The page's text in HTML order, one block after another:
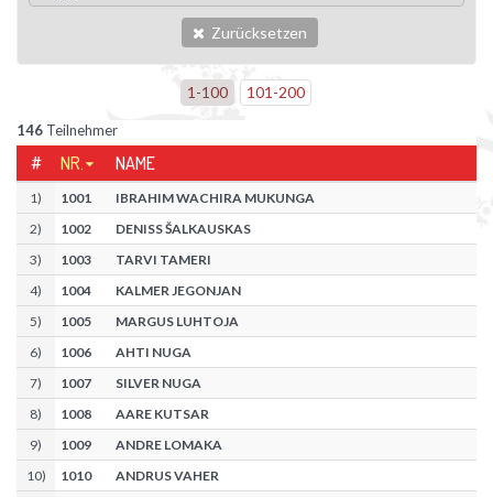
Zurücksetzen
1-100 101-200
146 Teilnehmer
# NR. NAME
1) 1001
IBRAHIM WACHIRA MUKUNGA
2) 1002
DENISS ŠALKAUSKAS
3) 1003
TARVI TAMERI
4) 1004
KALMER JEGONJAN
5) 1005
MARGUS LUHTOJA
6) 1006
AHTI NUGA
7) 1007
SILVER NUGA
8) 1008
AARE KUTSAR
9) 1009
ANDRE LOMAKA
10) 1010
ANDRUS VAHER